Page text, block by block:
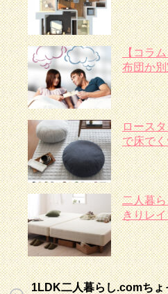
【コラ
布団か
ロース
で床で
二人暮
きりレ
1LDK二人暮らし.comちょ